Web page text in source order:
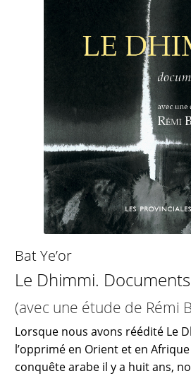
Bat Ye’or
Le Dhimmi. Documents
(avec une étude de Rémi
Lorsque nous avons réédité Le
l’opprimé en Orient et en
conquête arabe il y a huit ans,